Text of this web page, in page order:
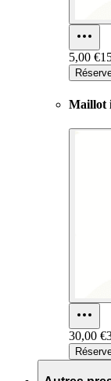
5,00 €
Maillot
30,00 €